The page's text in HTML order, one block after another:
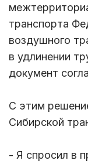
транспорта
воздушного
в удлинении
документ
С этим
Сибирской
- Я спросил в